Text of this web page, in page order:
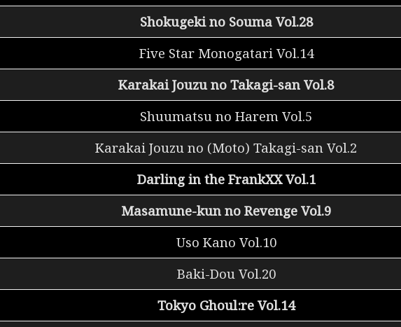
Shokugeki no Souma Vol.28
Five Star Monogatari Vol.14
Karakai Jouzu no Takagi-san Vol.8
Shuumatsu no Harem Vol.5
Karakai Jouzu no (Moto) Takagi-san Vol.2
Darling in the FrankXX Vol.1
Masamune-kun no Revenge Vol.9
Uso Kano Vol.10
Baki-Dou Vol.20
Tokyo Ghoul:re Vol.14